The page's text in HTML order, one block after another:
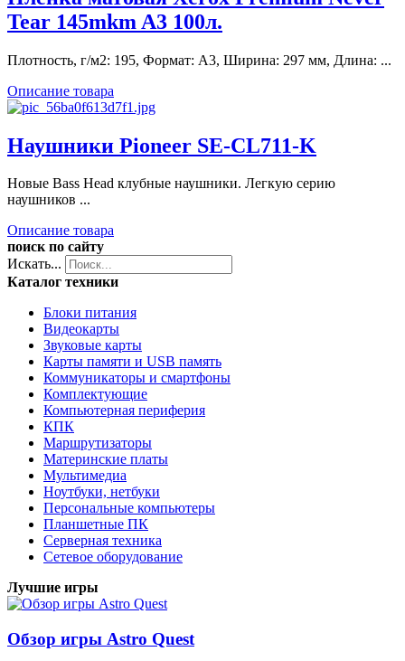
Tear 145mkm A3 100л.
Плотность, г/м2: 195, Формат: A3, Ширина: 297 мм, Длина: ...
Описание товара
Наушники Pioneer SE-CL711-K
Новые Bass Head клубные наушники. Легкую серию
наушников ...
Описание товара
поиск по сайту
Искать...
Каталог техники
Блоки питания
Видеокарты
Звуковые карты
Карты памяти и USB память
Коммуникаторы и смартфоны
Комплектующие
Компьютерная периферия
КПК
Маршрутизаторы
Материнские платы
Мультимедиа
Ноутбуки, нетбуки
Персональные компьютеры
Планшетные ПК
Серверная техника
Сетевое оборудование
Лучшие игры
Обзор игры Astro Quest